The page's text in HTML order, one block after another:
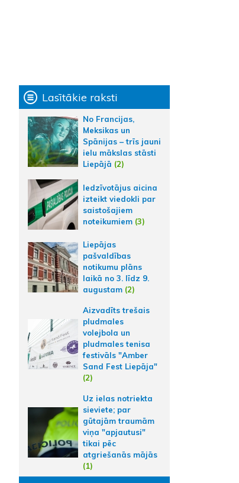
Lasītākie raksti
No Francijas,
Meksikas un
Spānijas – trīs jauni
ielu mākslas stāsti
Liepājā (2)
Iedzīvotājus aicina
izteikt viedokli par
saistošajiem
noteikumiem (3)
Liepājas
pašvaldības
notikumu plāns
laikā no 3. līdz 9.
augustam (2)
Aizvadīts trešais
pludmales
volejbola un
pludmales tenisa
festivāls "Amber
Sand Fest Liepāja"
(2)
Uz ielas notriekta
sieviete; par
gūtajām traumām
viņa "apjautusi"
tikai pēc
atgriešanās mājās
(1)